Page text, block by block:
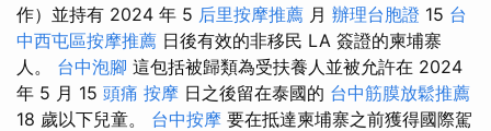
作）並持有 2024 年 5 后里按摩推薦 月 辦理台胞證 15 台
中西屯區按摩推薦 日後有效的非移民 LA 簽證的柬埔寨
人。 台中泡腳 這包括被歸類為受扶養人並被允許在 2024
年 5 月 15 頭痛 按摩 日之後留在泰國的 台中筋膜放鬆推薦
18 歲以下兒童。 台中按摩 要在抵達柬埔寨之前獲得國際駕